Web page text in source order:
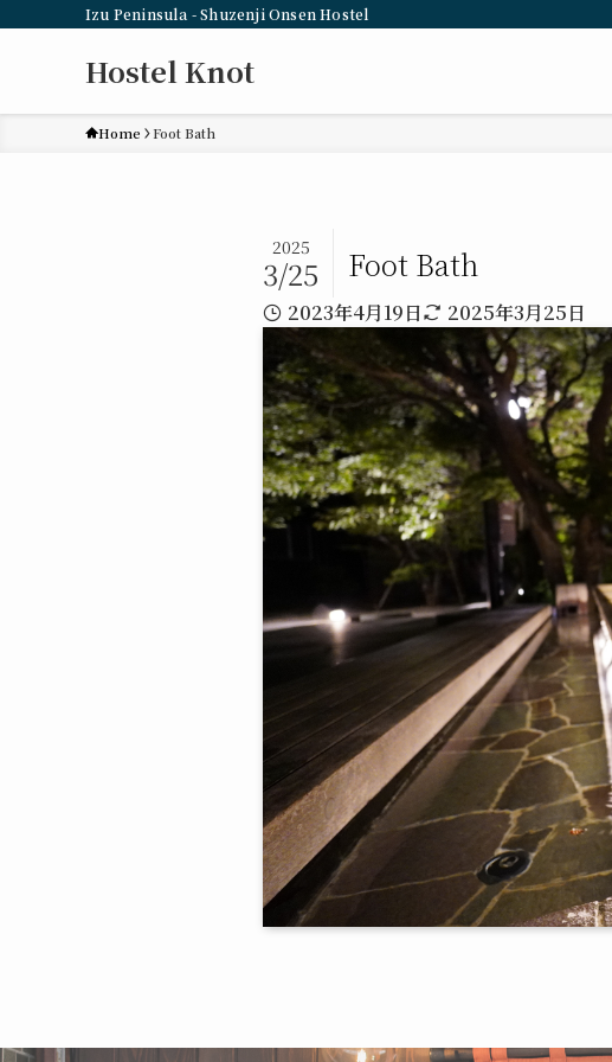
Izu Peninsula - Shuzenji Onsen Hostel
Hostel Knot
Home Foot Bath
Foot Bath
2025
3/25
2023年4月19日 2025年3月25日